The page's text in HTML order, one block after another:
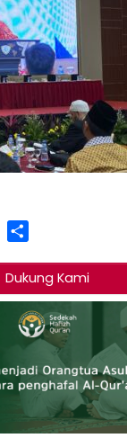
Telegram
Dukung Kami